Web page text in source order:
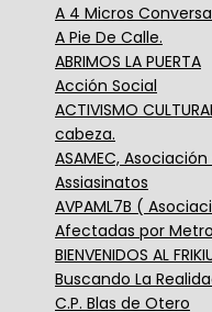
A 4 Micros
A Pie De Calle.
ABRIMOS LA PUERTA
Acción Social
ACTIVISMO
cabeza.
ASAMEC,
Assiasinatos
AVPAML7B (
Afectadas por
BIENVENIDOS AL
Buscando La
C.P. Blas de Otero